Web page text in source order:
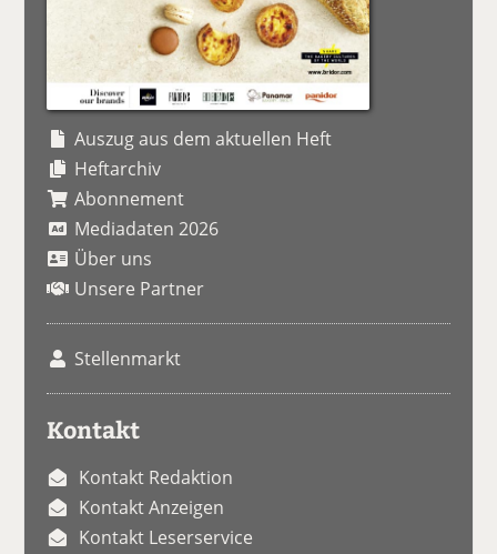
Auszug aus dem aktuellen Heft
Heftarchiv
Abonnement
Mediadaten 2026
Über uns
Unsere Partner
Stellenmarkt
Kontakt
Kontakt Redaktion
Kontakt Anzeigen
Kontakt Leserservice